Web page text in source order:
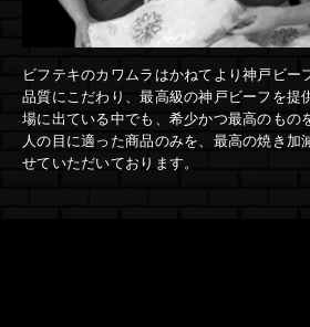
ビフテキのカワムラはかねてより神戸ビー
品質にこだわり、最高級の神戸ビーフを提
場に出ている中でも、希少かつ最高のもの
人の目に適った商品のみを、 最高の焼き加
せていただいております。